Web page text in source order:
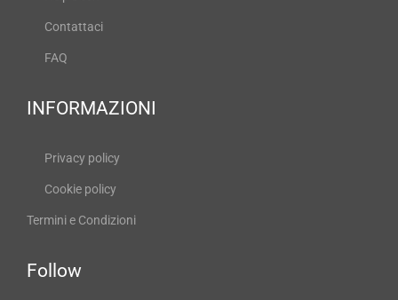
Contattaci
FAQ
INFORMAZIONI
Privacy policy
Cookie policy
Termini e Condizioni
Follow